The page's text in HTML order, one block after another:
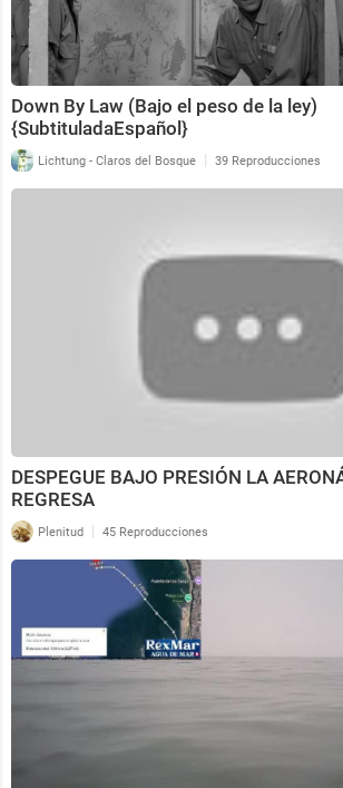
Down By Law (Bajo el peso de la ley)
{SubtituladaEspañol}
Lichtung - Claros del Bosque | 39 Reproducciones
DESPEGUE BAJO PRESIÓN LA
REGRESA
Plenitud | 45 Reproducciones